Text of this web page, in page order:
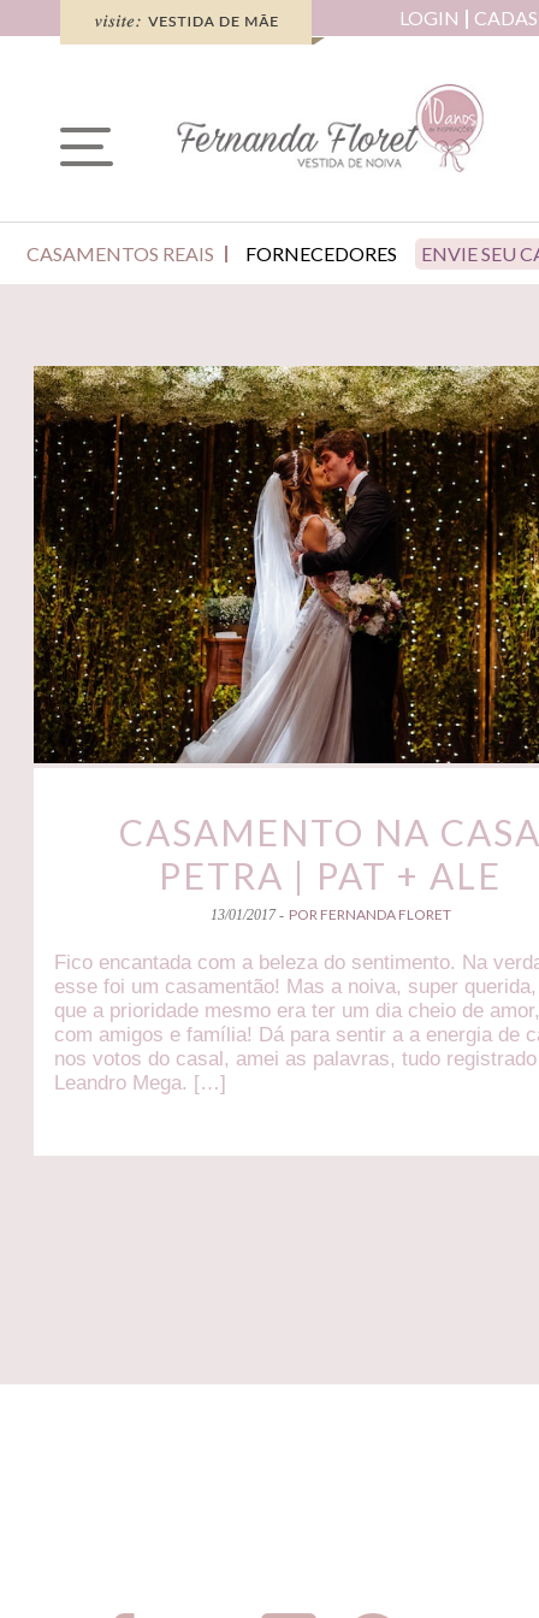
LOGIN
CASAMENTOS REAIS FORNECEDORES ENVIE SEU
CASAMENTO NA
PETRA | PAT + ALE
13/01/2017 - POR FERNANDA FLORET
Fico encantada com a beleza do sentimento. Na
esse foi um casamentão! Mas a noiva, super
que a prioridade mesmo era ter um dia cheio de
com amigos e família! Dá para sentir a a energia de
nos votos do casal, amei as palavras, tudo
Leandro Mega. […]